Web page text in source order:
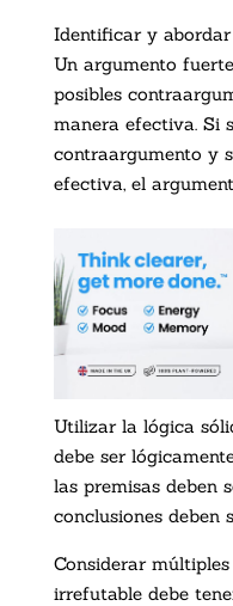
Identificar y
Un argumento
posibles
manera efectiva. Si
contraargumento y
efectiva, el
Utilizar la lógica
debe ser
las premisas deben
conclusiones deben
Considerar
irrefutable debe